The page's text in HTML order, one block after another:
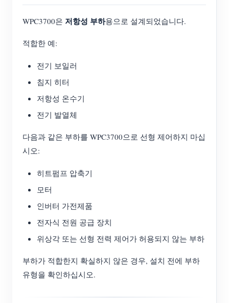
WPC3700은 저항성 부하용으로 설계되었습니다.
적합한 예:
전기 보일러
침지 히터
저항성 온수기
전기 발열체
다음과 같은 부하를 WPC3700으로 선형 제어하지 마십
시오:
히트펌프 압축기
모터
인버터 가전제품
전자식 전원 공급 장치
위상각 또는 선형 전력 제어가 허용되지 않는 부하
부하가 적합한지 확실하지 않은 경우, 설치 전에 부하
유형을 확인하십시오.